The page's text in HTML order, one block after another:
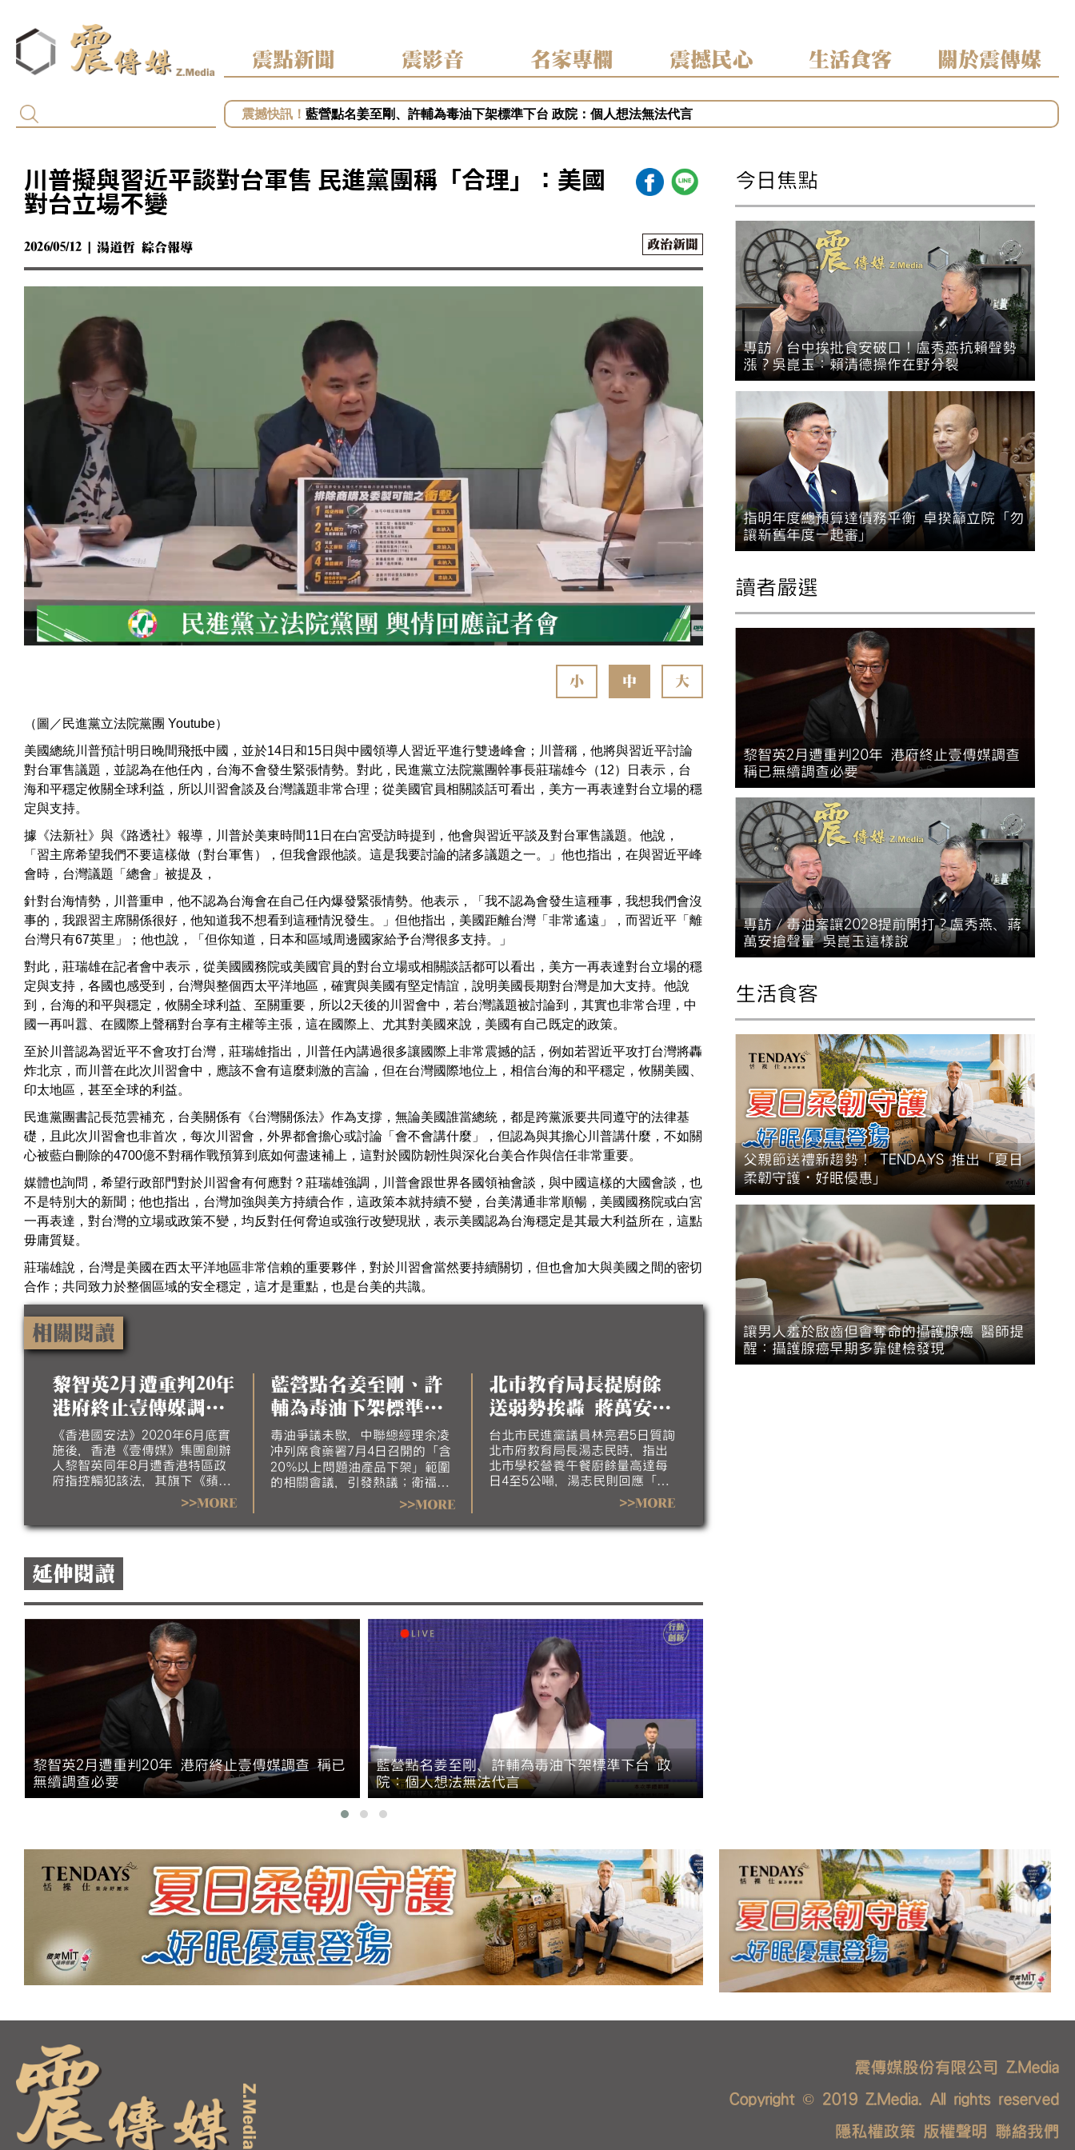
震點新聞 震影音 名家專欄 震撼民心 生活食客 關於震傳媒
黎智英2月遭重判20年 港府終止壹傳媒調查 稱已無續調查必要
專訪／台糖捲毒油案喊告福懋！藍白緊咬知情未報？吳崑玉：轉移「2選區」焦點
川普擬與習近平談對台軍售 民進黨團稱「合理」：美國
對台立場不變
2026/05/12 | 湯道哲 綜合報導 政治新聞
小 中 大
（圖／民進黨立法院黨團 Youtube）
美國總統川普預計明日晚間飛抵中國，並於14日和15日與中國領導人習近平進行雙邊峰會；川普稱，他將與習近平討論
對台軍售議題，並認為在他任內，台海不會發生緊張情勢。對此，民進黨立法院黨團幹事長莊瑞雄今（12）日表示，台
海和平穩定攸關全球利益，所以川習會談及台灣議題非常合理；從美國官員相關談話可看出，美方一再表達對台立場的穩
定與支持。
據《法新社》與《路透社》報導，川普於美東時間11日在白宮受訪時提到，他會與習近平談及對台軍售議題。他說，
「習主席希望我們不要這樣做（對台軍售），但我會跟他談。這是我要討論的諸多議題之一。」他也指出，在與習近平峰
會時，台灣議題「總會」被提及，
針對台海情勢，川普重申，他不認為台海會在自己任內爆發緊張情勢。他表示，「我不認為會發生這種事，我想我們會沒
事的，我跟習主席關係很好，他知道我不想看到這種情況發生。」但他指出，美國距離台灣「非常遙遠」，而習近平「離
台灣只有67英里」；他也說，「但你知道，日本和區域周邊國家給予台灣很多支持。」
對此，莊瑞雄在記者會中表示，從美國國務院或美國官員的對台立場或相關談話都可以看出，美方一再表達對台立場的穩
定與支持，各國也感受到，台灣與整個西太平洋地區，確實與美國有堅定情誼，說明美國長期對台灣是加大支持。他說
到，台海的和平與穩定，攸關全球利益、至關重要，所以2天後的川習會中，若台灣議題被討論到，其實也非常合理，中
國一再叫囂、在國際上聲稱對台享有主權等主張，這在國際上、尤其對美國來說，美國有自己既定的政策。
至於川普認為習近平不會攻打台灣，莊瑞雄指出，川普任內講過很多讓國際上非常震撼的話，例如若習近平攻打台灣將轟
炸北京，而川普在此次川習會中，應該不會有這麼刺激的言論，但在台灣國際地位上，相信台海的和平穩定，攸關美國、
印太地區，甚至全球的利益。
民進黨團書記長范雲補充，台美關係有《台灣關係法》作為支撐，無論美國誰當總統，都是跨黨派要共同遵守的法律基
礎，且此次川習會也非首次，每次川習會，外界都會擔心或討論「會不會講什麼」，但認為與其擔心川普講什麼，不如關
心被藍白刪除的4700億不對稱作戰預算到底如何盡速補上，這對於國防韌性與深化台美合作與信任非常重要。
媒體也詢問，希望行政部門對於川習會有何應對？莊瑞雄強調，川普會跟世界各國領袖會談，與中國這樣的大國會談，也
不是特別大的新聞；他也指出，台灣加強與美方持續合作，這政策本就持續不變，台美溝通非常順暢，美國國務院或白宮
一再表達，對台灣的立場或政策不變，均反對任何脅迫或強行改變現狀，表示美國認為台海穩定是其最大利益所在，這點
毋庸質疑。
莊瑞雄說，台灣是美國在西太平洋地區非常信賴的重要夥伴，對於川習會當然要持續關切，但也會加大與美國之間的密切
合作；共同致力於整個區域的安全穩定，這才是重點，也是台美的共識。
相關閱讀
黎智英2月遭重判20年
港府終止壹傳媒調查
稱已無續調查必要
《香港國安法》2020年6月底實
施後，香港《壹傳媒》集團創辦
人黎智英同年8月遭香港特區政
府指控觸犯該法，其旗下《蘋果
日報》也於隔年6月24日停刊；
最終，黎智英今年2月9日遭香港
高等法院重判20年。香港政府本
波依據《公司條例》指示審查員
終止調查《壹傳媒》事務，審查
員任期也已於7月27日屆滿，並
指《壹傳媒》已遭法院勒令清
盤、其前高層人員涉也因涉國安
案件遭判刑，認為已無繼續調查
>>MORE
藍營點名姜至剛、許
輔為毒油下架標準下
台 政院：個人想法無
法代言
毒油爭議未歇，中聯總經理余凌
冲列席食藥署7月4日召開的「含
20%以上問題油產品下架」範圍
的相關會議，引發熱議；衛福部
昨日為此公布當日會議紀錄。國
民黨今（5）日則指出，食安辦
主任許輔會中替業者擔心，應被
想法，無法代為發言。
>>MORE
北市教育局長提廚餘
送弱勢挨轟 蔣萬安澄
清：不會這樣做
台北市民進黨議員林亮君5日質詢
北市府教育局長湯志民時，指出
北市學校營養午餐廚餘量高達每
日4至5公噸，湯志民則回應「剩
食可以跟弱勢單位交流」，引發
討論。對此，台北市長蔣萬安今
（6）日澄清，市府不會這樣做，
>>MORE
延伸閱讀
黎智英2月遭重判20年 港府終止壹傳媒調查 稱已
無續調查必要
藍營點名姜至剛、許輔為毒油下架標準下台 政
院：個人想法無法代言
今日焦點
專訪／台中挨批食安破口！盧秀燕抗賴聲勢
漲？吳崑玉：賴清德操作在野分裂
指明年度總預算達債務平衡 卓揆籲立院「勿
讓新舊年度一起審」
讀者嚴選
黎智英2月遭重判20年 港府終止壹傳媒調查
稱已無續調查必要
專訪／毒油案讓2028提前開打？盧秀燕、蔣
萬安搶聲量 吳崑玉這樣說
生活食客
父親節送禮新趨勢！ TENDAYS 推出「夏日
柔韌守護・好眠優惠」
讓男人羞於啟齒但會奪命的攝護腺癌 醫師提
醒：攝護腺癌早期多靠健檢發現
震傳媒股份有限公司 Z.Media
Copyright © 2019 Z.Media. All rights reserved
隱私權政策 版權聲明 聯絡我們